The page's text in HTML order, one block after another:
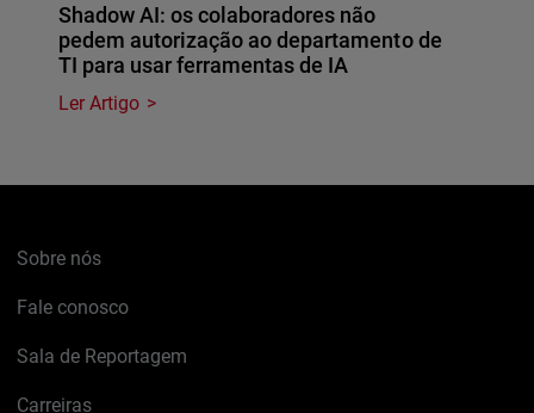
Shadow AI: os colaboradores não
pedem autorização ao departamento de
TI para usar ferramentas de IA
Ler Artigo
Sobre nós
Fale conosco
Sala de Reportagem
Carreiras